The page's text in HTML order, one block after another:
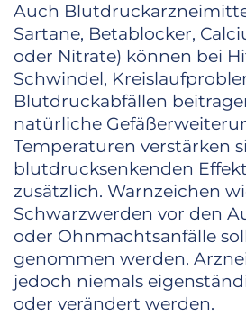
Auch
Sartane, Betablocker,
oder Nitrate) können bei
Schwindel,
Blutdruckabfällen
natürliche
Temperaturen verstärken
blutdrucksenkenden
zusätzlich. Warnzeichen
Schwarzwerden vor den
oder Ohnmachtsanfälle
genommen werden.
jedoch niemals
oder verändert werden.